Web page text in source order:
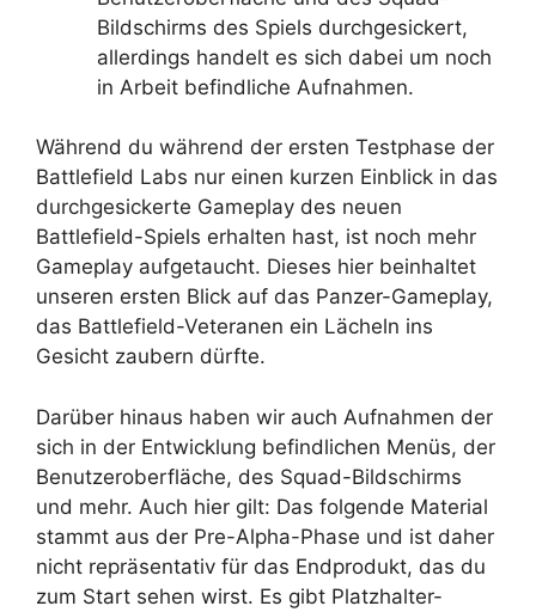
Bildschirms des Spiels durchgesickert,
allerdings handelt es sich dabei um noch
in Arbeit befindliche Aufnahmen.
Während du während der ersten Testphase der
Battlefield Labs nur einen kurzen Einblick in das
durchgesickerte Gameplay des neuen
Battlefield-Spiels erhalten hast, ist noch mehr
Gameplay aufgetaucht. Dieses hier beinhaltet
unseren ersten Blick auf das Panzer-Gameplay,
das Battlefield-Veteranen ein Lächeln ins
Gesicht zaubern dürfte.
Darüber hinaus haben wir auch Aufnahmen der
sich in der Entwicklung befindlichen Menüs, der
Benutzeroberfläche, des Squad-Bildschirms
und mehr. Auch hier gilt: Das folgende Material
stammt aus der Pre-Alpha-Phase und ist daher
nicht repräsentativ für das Endprodukt, das du
zum Start sehen wirst. Es gibt Platzhalter-